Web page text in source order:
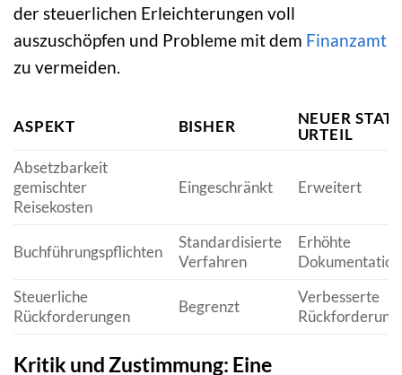
der steuerlichen Erleichterungen voll
auszuschöpfen und Probleme mit dem Finanzamt
zu vermeiden.
ASPEKT BISHER
NEUER
URTEIL
Absetzbarkeit
gemischter
Reisekosten
Eingeschränkt Erweitert
Buchführungspflichten
Standardisierte
Verfahren
Erhöhte
Steuerliche
Rückforderungen
Begrenzt
Verbesserte
Kritik und Zustimmung: Eine